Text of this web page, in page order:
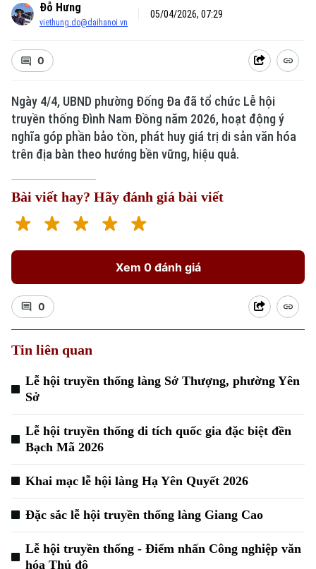
Xu hướng
Đỗ Hưng
viethung.do@daihanoi.vn
05/04/2026, 07:29
0
Ngày 4/4, UBND phường Đống Đa đã tổ chức Lễ hội
truyền thống Đình Nam Đồng năm 2026, hoạt động ý
nghĩa góp phần bảo tồn, phát huy giá trị di sản văn hóa
trên địa bàn theo hướng bền vững, hiệu quả.
Bài viết hay? Hãy đánh giá bài viết
Xem 0 đánh giá
0
Tin liên quan
Lễ hội truyền thống làng Sở Thượng, phường Yên
Sở
Lễ hội truyền thống di tích quốc gia đặc biệt đền
Bạch Mã 2026
Khai mạc lễ hội làng Hạ Yên Quyết 2026
Đặc sắc lễ hội truyền thống làng Giang Cao
Lễ hội truyền thống - Điểm nhấn Công nghiệp văn
hóa Thủ đô